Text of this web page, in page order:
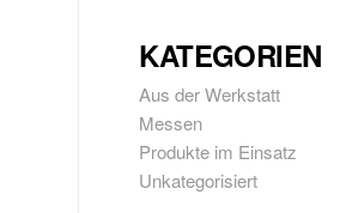
KATEGORIEN
Aus der Werkstatt
Messen
Produkte im Einsatz
Unkategorisiert